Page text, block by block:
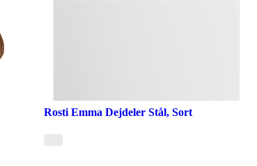
Rosti Emma Dejdeler Stål, Sort